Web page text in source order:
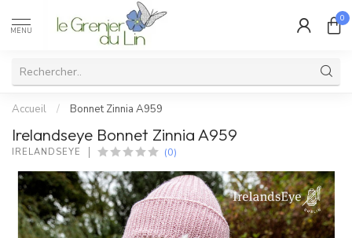
MENU
0
Accueil / Bonnet Zinnia A959
Irelandseye Bonnet Zinnia A959
IRELANDSEYE (0)